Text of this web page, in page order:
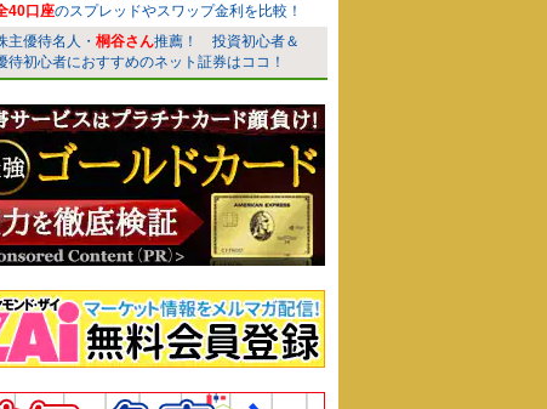
40口座のスプレッドやスワップ金利を比較！
主優待名人・ 桐谷さん推薦！ 投資初心者＆
待初心者におすすめのネット証券はココ！